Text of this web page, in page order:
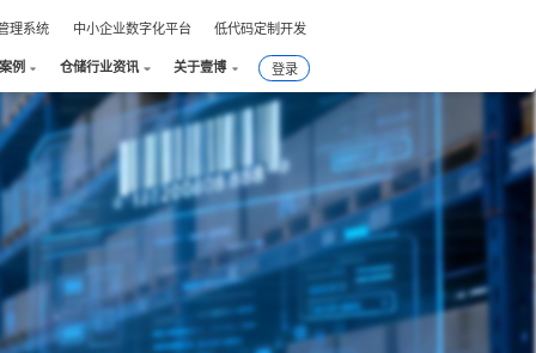
理系统 中小企业数字化平台 低代码定制开发
例 仓储行业资讯 关于壹博 登录